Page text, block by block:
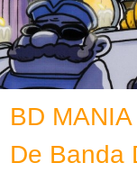
BD
De Banda